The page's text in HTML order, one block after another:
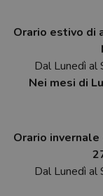
Orario estivo di
Dal Lunedì
Nei mesi di
Orario
Dal Lunedì